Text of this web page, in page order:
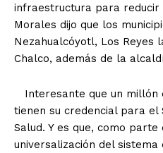
infraestructura para reducir
Morales dijo que los
Nezahualcóyotl, Los Reyes
Chalco, además de la
Interesante que un millón
tienen su credencial para el
Salud. Y es que, como
universalización del